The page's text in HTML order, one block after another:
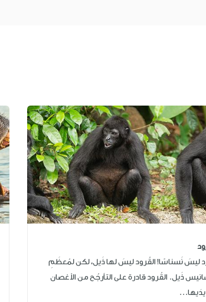
ليسَ نَسناسًا! القُرود ليسَ لها ذَيل، لكن لمُعظَمِ
ذَيل. القُرود قادرة على التأرجُح من الأغصان